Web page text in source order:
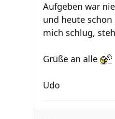
Aufgeben war
und heute
mich schlug,
Grüße an alle
Udo